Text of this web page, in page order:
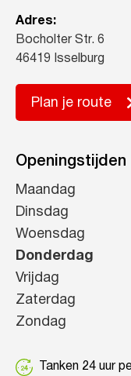
Adres:
Bocholter Str. 6
46419 Isselburg
Plan je route
Openingstijden
Maandag
Dinsdag
Woensdag
Donderdag
Vrijdag
Zaterdag
Zondag
Tanken 24 uur